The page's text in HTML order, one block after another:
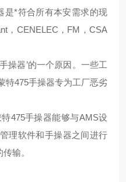
是*符合所有本安需求的现
， CENELEC ， FM ，CSA
操器’的一个原因。一些工
特475手操器专为工厂恶劣
475手操器能够与AMS设
理软件和手操器之间进行
输。